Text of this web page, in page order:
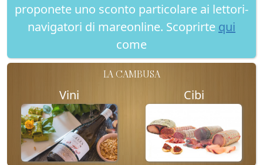
proponete uno sconto particolare ai lettori-
navigatori di mareonline. Scoprirte qui
come
LA CAMBUSA
Vini Cibi